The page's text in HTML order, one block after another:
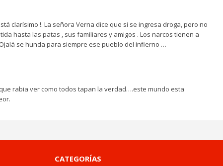
clarísimo !. La señora Verna dice que si se ingresa droga, pero no
hasta las patas , sus familiares y amigos . Los narcos tienen a
se hunda para siempre ese pueblo del infierno …
rabia ver como todos tapan la verdad….este mundo esta
CATEGORÍAS